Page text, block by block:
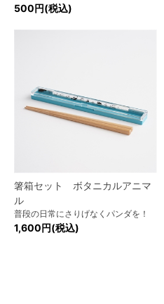
500円(税込)
箸箱セット ボタニカルアニマ
ル
普段の日常にさりげなくパンダを！
1,600円(税込)